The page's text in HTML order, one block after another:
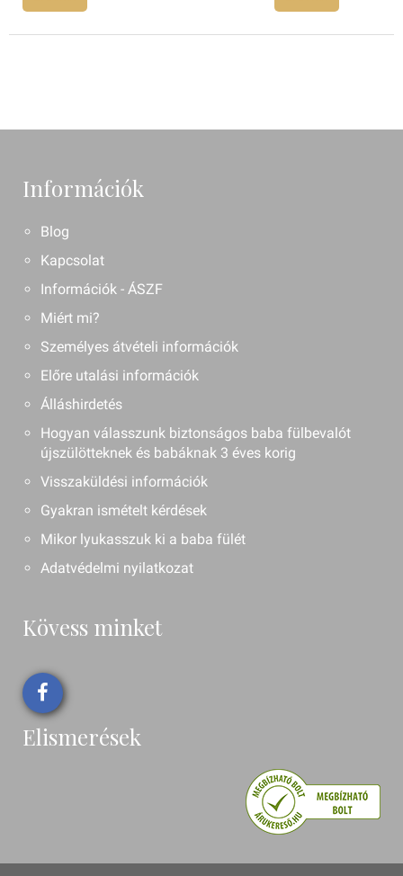
Információk
Blog
Kapcsolat
Információk - ÁSZF
Miért mi?
Személyes átvételi információk
Előre utalási információk
Álláshirdetés
Hogyan válasszunk biztonságos baba fülbevalót
újszülötteknek és babáknak 3 éves korig
Visszaküldési információk
Gyakran ismételt kérdések
Mikor lyukasszuk ki a baba fülét
Adatvédelmi nyilatkozat
Kövess minket
Elismerések